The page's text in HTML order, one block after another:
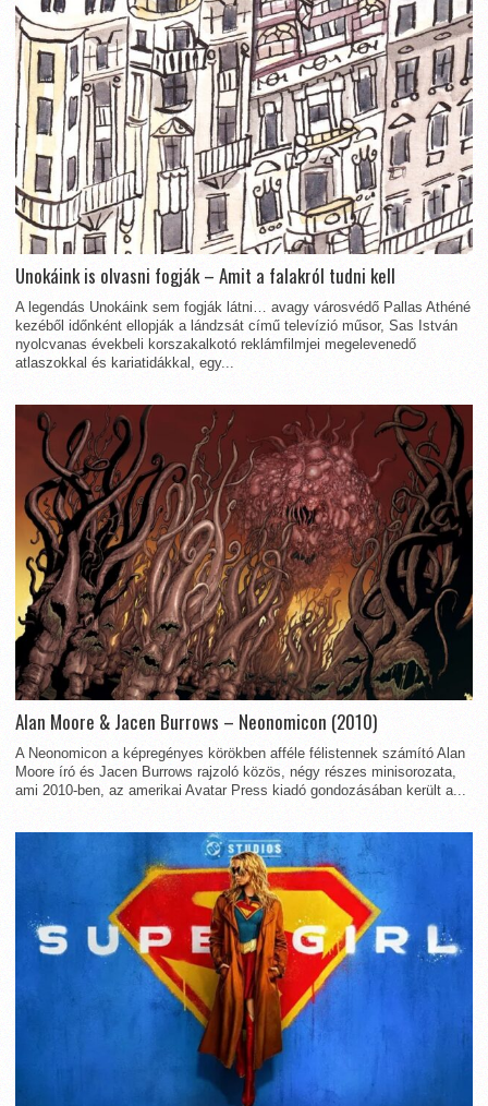
Unokáink is olvasni fogják – Amit a falakról tudni kell
A legendás Unokáink sem fogják látni… avagy városvédő Pallas Athéné
kezéből időnként ellopják a lándzsát című televízió műsor, Sas István
nyolcvanas évekbeli korszakalkotó reklámfilmjei megelevenedő
atlaszokkal és kariatidákkal, egy...
Alan Moore & Jacen Burrows – Neonomicon (2010)
A Neonomicon a képregényes körökben afféle félistennek számító Alan
Moore író és Jacen Burrows rajzoló közös, négy részes minisorozata,
ami 2010-ben, az amerikai Avatar Press kiadó gondozásában került a...